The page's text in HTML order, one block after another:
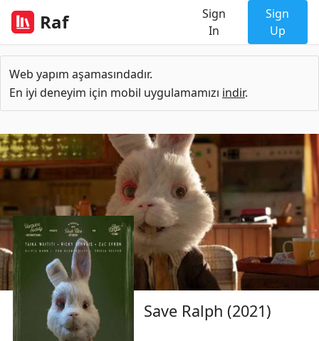
Raf
Sign
In
Sign
Up
Web yapım aşamasındadır.
En iyi deneyim için mobil uygulamamızı indir.
Save Ralph (2021)